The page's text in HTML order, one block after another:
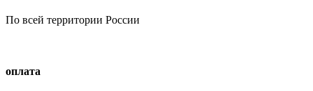
По всей территории России
оплата